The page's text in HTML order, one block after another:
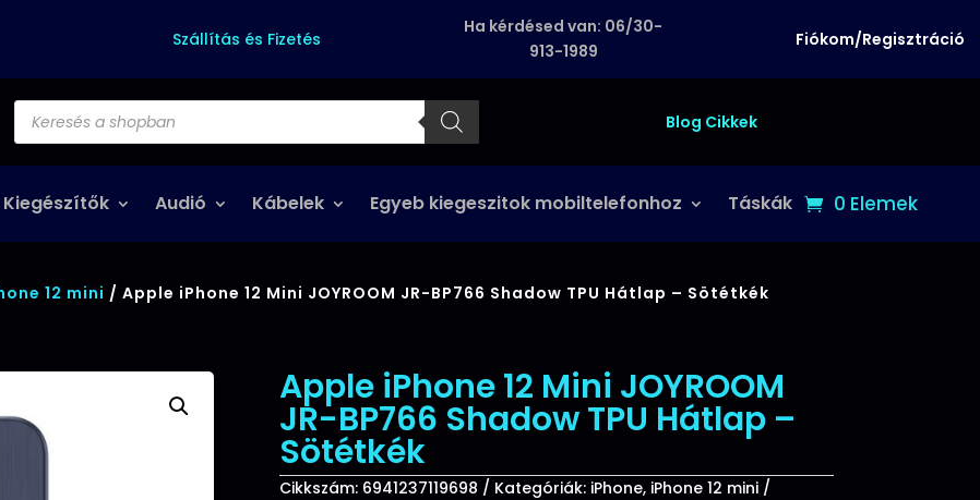
Szállítás és Fizetés
Ha kérdésed van: 06/30-
913-1989
Fiókom/Regisztráció
Products
search Blog Cikkek
Audió Kábelek Egyeb kiegeszitok mobiltelefonhoz Táskák 0 Elemek
12 mini / Apple iPhone 12 Mini JOYROOM JR-BP766 Shadow TPU Hátlap – Sötétkék
Apple iPhone 12 Mini JOYROOM
JR-BP766 Shadow TPU Hátlap –
Sötétkék
Cikkszám: 6941237119698 Kategóriák: iPhone, iPhone 12 mini